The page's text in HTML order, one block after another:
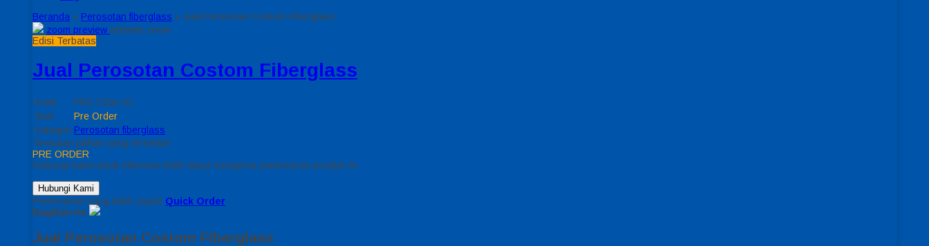
Beranda » Perosotan fiberglass » Jual Perosotan Costom Fiberglass
zoom preview activate zoom
Edisi Terbatas
Jual Perosotan Costom Fiberglass
Kode
PRS CStm 01
Stok
Pre Order
Kategori Perosotan fiberglass
Tentukan pilihan yang tersedia!
PRE ORDER
Hubungi kami untuk informasi lebih lanjut mengenai pemesanan produk ini.
Hubungi Kami
Pemesanan yang lebih cepat! Quick Order
Bagikan ke
Jual Perosotan Costom Fiberglass